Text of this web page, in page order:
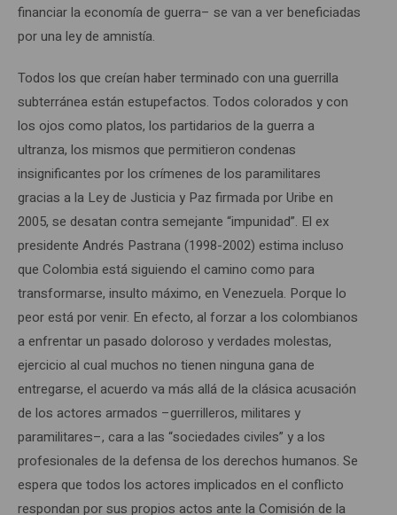
financiar la economía de guerra– se van a ver beneficiadas
por una ley de amnistía.
Todos los que creían haber terminado con una guerrilla
subterránea están estupefactos. Todos colorados y con
los ojos como platos, los partidarios de la guerra a
ultranza, los mismos que permitieron condenas
insignificantes por los crímenes de los paramilitares
gracias a la Ley de Justicia y Paz firmada por Uribe en
2005, se desatan contra semejante “impunidad”. El ex
presidente Andrés Pastrana (1998-2002) estima incluso
que Colombia está siguiendo el camino como para
transformarse, insulto máximo, en Venezuela. Porque lo
peor está por venir. En efecto, al forzar a los colombianos
a enfrentar un pasado doloroso y verdades molestas,
ejercicio al cual muchos no tienen ninguna gana de
entregarse, el acuerdo va más allá de la clásica acusación
de los actores armados –guerrilleros, militares y
paramilitares–, cara a las “sociedades civiles” y a los
profesionales de la defensa de los derechos humanos. Se
espera que todos los actores implicados en el conflicto
respondan por sus propios actos ante la Comisión de la